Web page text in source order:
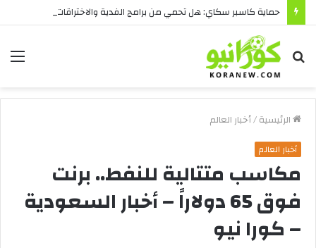
بحث
عن
الرئيسية/أخبار العالم
أخبار العالم
مكاسب متتالية للنفط.. برنت
فوق 65 دولاراً – أخبار السعودية
– كورا نيو